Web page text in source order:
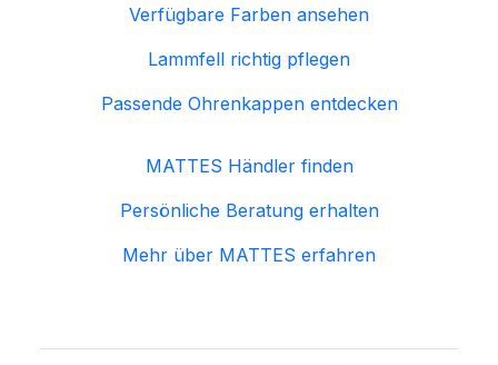
Verfügbare Farben ansehen
Lammfell richtig pflegen
Passende Ohrenkappen entdecken
MATTES Händler finden
Persönliche Beratung erhalten
Mehr über MATTES erfahren